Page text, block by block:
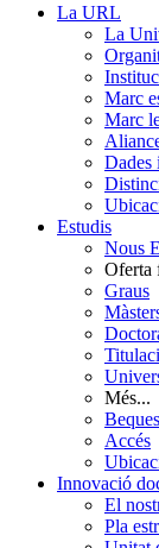
La URL
La
Marc
Marc
Dades
Estudis
Nous
Oferta
Graus
Més...
Accés
Innovació
El
Pla